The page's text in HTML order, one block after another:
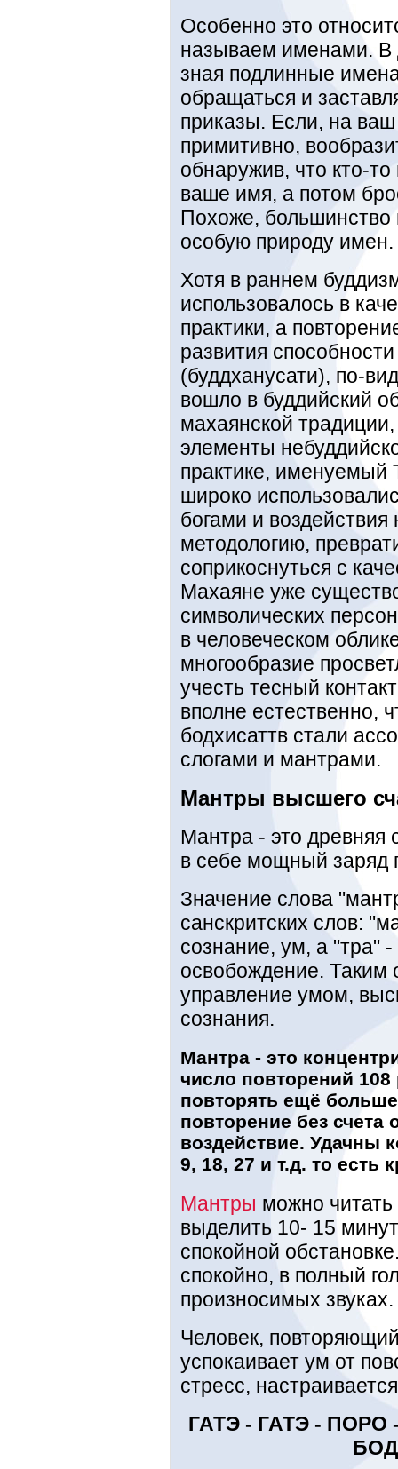
Особенно это
называем именами. В
зная подлинные
обращаться и
приказы. Если, на ваш
примитивно,
обнаружив, что кто-
ваше имя, а потом
Похоже, большинство
особую природу имен.
Хотя в раннем
использовалось в
практики, а
развития
(буддханусати), по-
вошло в буддийский
махаянской
элементы
практике, именуемый
широко
богами и
методологию,
соприкоснуться с
Махаяне уже
символических
в человеческом
многообразие
учесть тесный
вполне естественно,
бодхисаттв стали
слогами и мантрами.
Мантры высшего
Мантра - это
в себе мощный заряд
Значение слова
санскритских слов:
сознание, ум, а "тра"
освобождение. Таким
управление умом,
сознания.
Мантра - это
число повторений
повторять ещё
повторение без
воздействие. Удачны
9, 18, 27 и т.д. то есть
Мантры можно
выделить 10- 15
спокойной
спокойно, в полный
произносимых звуках.
Человек,
успокаивает ум от
стресс,
ГАТЭ - ГАТЭ - ПОРО